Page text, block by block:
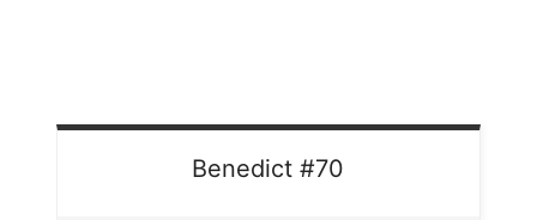
Benedict #70